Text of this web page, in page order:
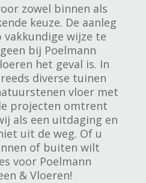
zowel binnen als
keuze. De aanleg
wijze te
bij Poelmann
het geval is. In
diverse tuinen
vloer met
projecten omtrent
als een uitdaging en
uit de weg. Of u
of buiten wilt
voor Poelmann
& Vloeren!